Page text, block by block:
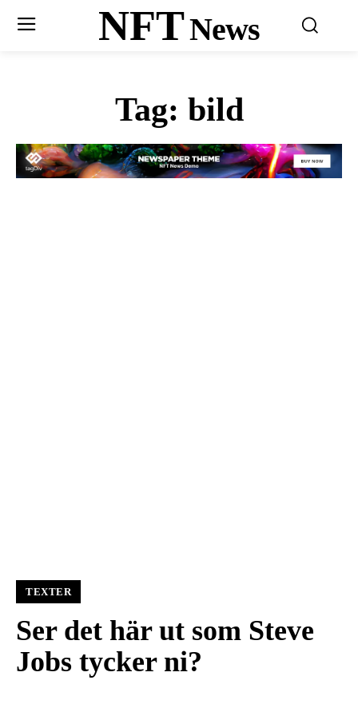
NFTNews
Tag: bild
TEXTER
Ser det här ut som Steve
Jobs tycker ni?